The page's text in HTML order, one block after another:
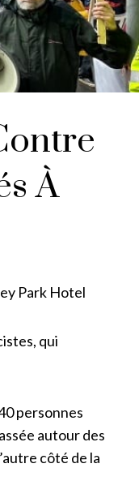
À
Park Hotel
qui
personnes
autour des
côté de la